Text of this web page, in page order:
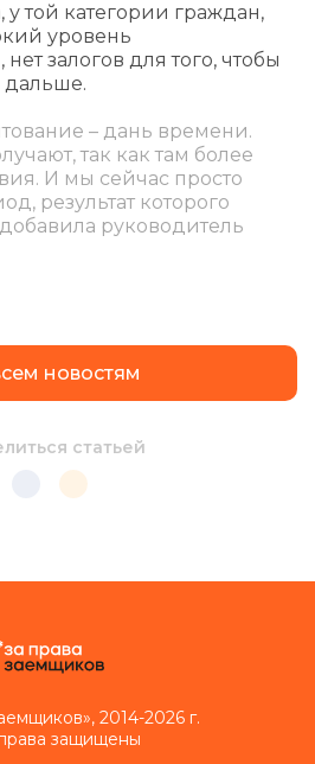
у той категории граждан,
уровень
залогов для того, чтобы
дальше.
– дань времени.
так как там более
И мы сейчас просто
результат которого
руководитель
новостям
статьей
2014-2026 г.
защищены